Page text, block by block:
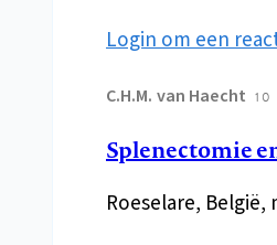
Login om een
C.H.M. van Haecht
Splenectomie
Roeselare, België,